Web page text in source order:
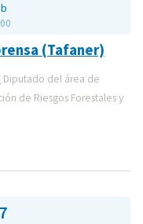
(Tafaner)
Diputado del área de
de Riesgos Forestales y